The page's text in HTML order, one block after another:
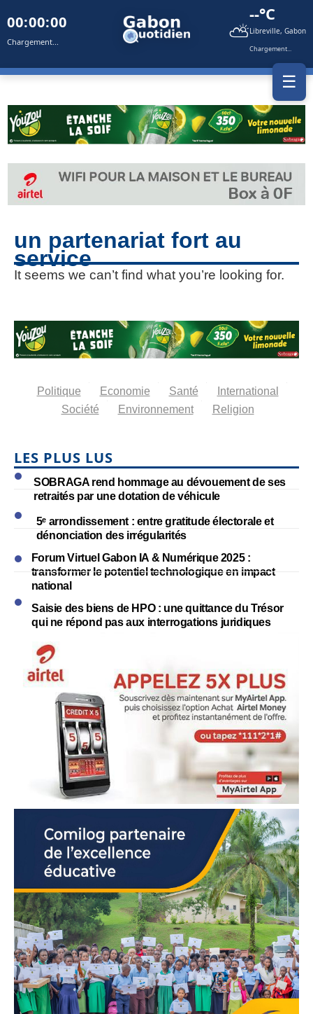
00:00:00
Chargement... ⛅
--°C
Libreville, Gabon
Chargement...
☰
un partenariat fort au
service
It seems we can’t find what you’re looking for.
Politique Economie Santé
International
Société
Environnement Religion
LES PLUS LUS
SOBRAGA rend hommage au dévouement de ses
retraités par une dotation de véhicule
5ᵉ arrondissement : entre gratitude électorale et
dénonciation des irrégularités
Forum Virtuel Gabon IA & Numérique 2025 :
transformer le potentiel technologique en impact
national
Saisie des biens de HPO : une quittance du Trésor
qui ne répond pas aux interrogations juridiques